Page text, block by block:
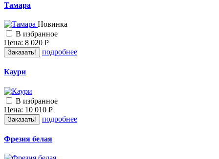
Тамара
Новинка
В избранное
Цена: 8 020 руб.
Заказать! подробнее
Каури
В избранное
Цена: 10 010 руб.
Заказать! подробнее
Фрезия белая